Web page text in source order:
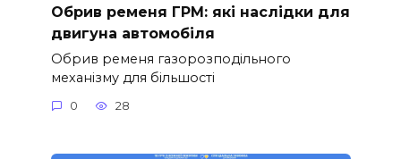
Обрив ременя ГРМ: які наслідки для
двигуна автомобіля
Обрив ременя газорозподільного
механізму для більшості
0 28